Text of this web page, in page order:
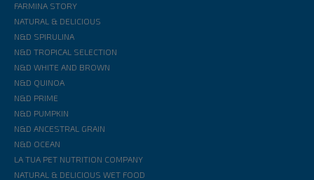
FARMINA STORY
NATURAL & DELICIOUS
N&D SPIRULINA
N&D TROPICAL SELECTION
N&D WHITE AND BROWN
N&D QUINOA
N&D PRIME
N&D PUMPKIN
N&D ANCESTRAL GRAIN
N&D OCEAN
LA TUA PET NUTRITION COMPANY
NATURAL & DELICIOUS WET FOOD